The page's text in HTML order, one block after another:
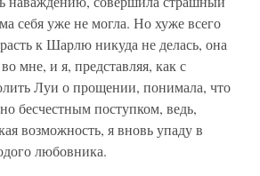
себя уже не могла. Но хуже всего
к Шарлю никуда не делась, она
мне, и я, представляя, как с
Луи о прощении, понимала, что
бесчестным поступком, ведь,
возможность, я вновь упаду в
любовника.